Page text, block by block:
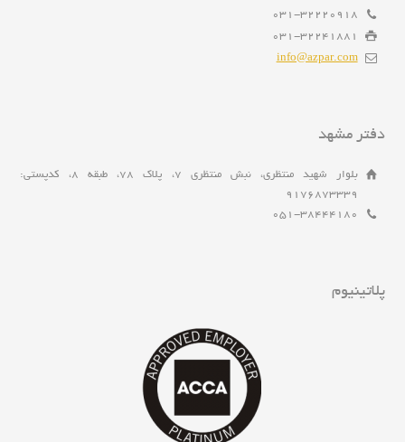
031-32220918
031-32241881
info@azpar.com
دفتر مشهد
بلوار شهید منتظری، نبش منتظری 7، پلاک 78، طبقه 8، کدپستی:
9176873339
051-38444180
پلاتینیوم